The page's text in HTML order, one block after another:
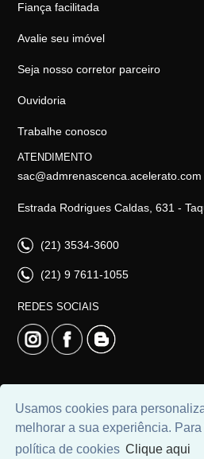
Usamos cookies para
melhorar a sua experiência.
política de cookies Clique aqui
Fiança facilitada
Avalie seu imóvel
Seja nosso corretor parceiro
Ouvidoria
Trabalhe conosco
ATENDIMENTO
sac@admrenascenca.acelerato.com
Estrada Rodrigues Caldas, 631 -
(21) 3534-3600
(21) 9 7611-1055
REDES SOCIAIS
© 2026 | Imobiliária Renascença |
Desenvolvido porUniversal